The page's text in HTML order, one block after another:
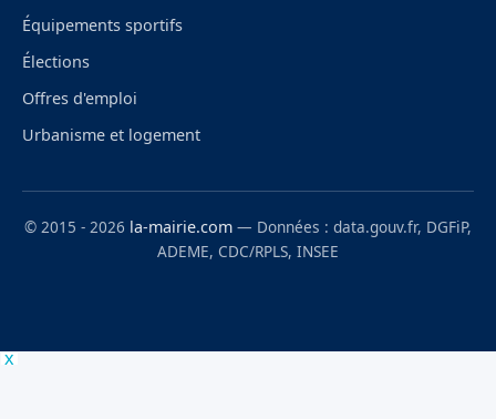
Équipements sportifs
Élections
Offres d'emploi
Urbanisme et logement
© 2015 - 2026 la-mairie.com — Données : data.gouv.fr, DGFiP,
ADEME, CDC/RPLS, INSEE
x